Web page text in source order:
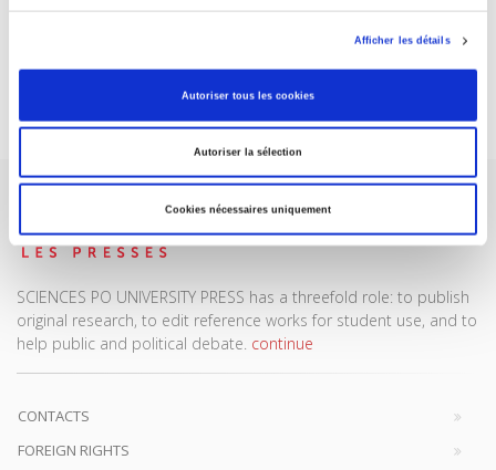
Afficher les détails
Autoriser tous les cookies
Autoriser la sélection
Cookies nécessaires uniquement
DISCOVER OUR JOURNALS
Subscribe today
SCIENCES PO UNIVERSITY PRESS has a threefold role: to publish
original research, to edit reference works for student use, and to
help public and political debate. continue
CONTACTS
FOREIGN RIGHTS